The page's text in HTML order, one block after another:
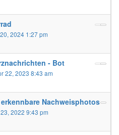
2024 1:27 pm
- Bot
22, 2023 8:43 am
Nachweisphotos
2022 9:43 pm